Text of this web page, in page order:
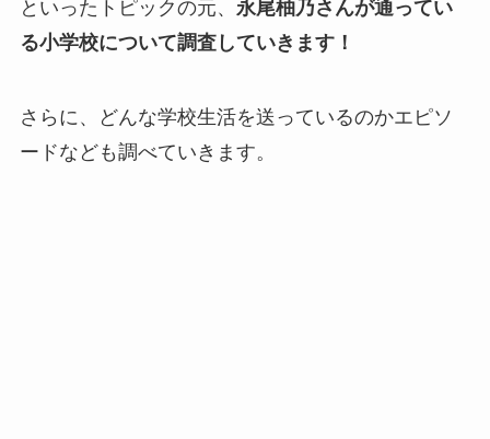
といったトピックの元、 永尾柚乃さんが通ってい
る小学校について調査していきます！
さらに、どんな学校生活を送っているのかエピソ
ードなども調べていきます。